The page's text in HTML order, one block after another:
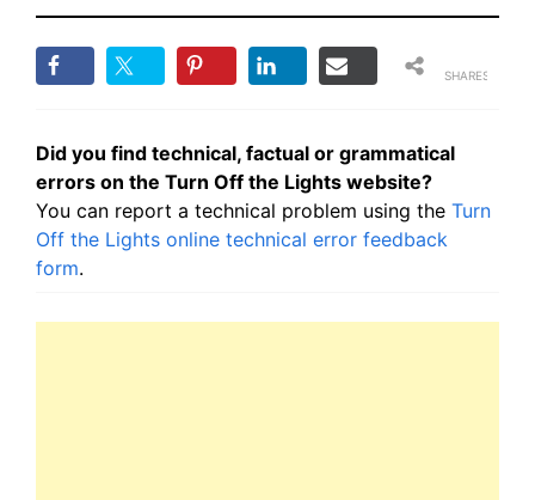
SHARES
Did you find technical, factual or grammatical
errors on the Turn Off the Lights website?
You can report a technical problem using the Turn
Off the Lights online technical error feedback
form.